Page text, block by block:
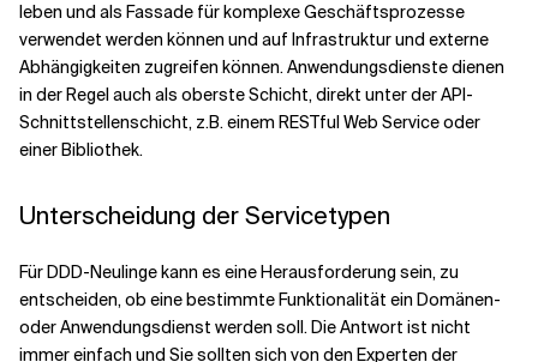
leben und als Fassade für komplexe Geschäftsprozesse
verwendet werden können und auf Infrastruktur und externe
Abhängigkeiten zugreifen können. Anwendungsdienste dienen
in der Regel auch als oberste Schicht, direkt unter der API-
Schnittstellenschicht, z.B. einem RESTful Web Service oder
einer Bibliothek.
Unterscheidung der Servicetypen
Für DDD-Neulinge kann es eine Herausforderung sein, zu
entscheiden, ob eine bestimmte Funktionalität ein Domänen-
oder Anwendungsdienst werden soll. Die Antwort ist nicht
immer einfach und Sie sollten sich von den Experten der